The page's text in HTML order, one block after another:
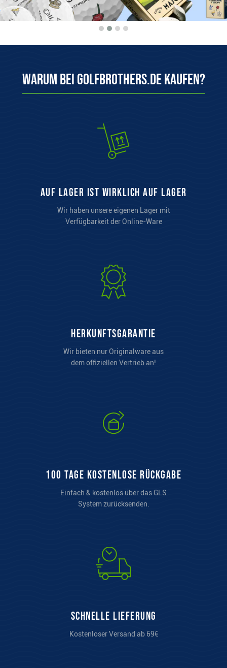
Warum bei Golfbrothers.de kaufen?
auf Lager ist wirklich auf Lager
Wir haben unsere eigenen Lager mit
Verfügbarkeit der Online-Ware
Herkunftsgarantie
Wir bieten nur Originalware aus
dem offiziellen Vertrieb an!
100 Tage kostenlose Rückgabe
Einfach & kostenlos über das GLS
System zurücksenden.
Schnelle Lieferung
Kostenloser Versand ab 69€